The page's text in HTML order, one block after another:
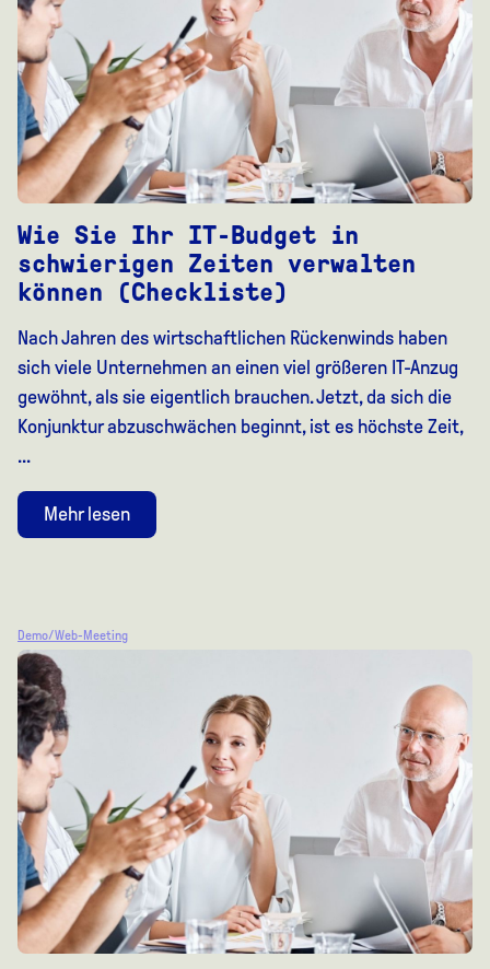
Wie Sie Ihr IT-Budget in
schwierigen Zeiten verwalten
können (Checkliste)
Nach Jahren des wirtschaftlichen Rückenwinds haben
sich viele Unternehmen an einen viel größeren IT-Anzug
gewöhnt, als sie eigentlich brauchen. Jetzt, da sich die
Konjunktur abzuschwächen beginnt, ist es höchste Zeit,
...
Mehr lesen
Demo/Web-Meeting